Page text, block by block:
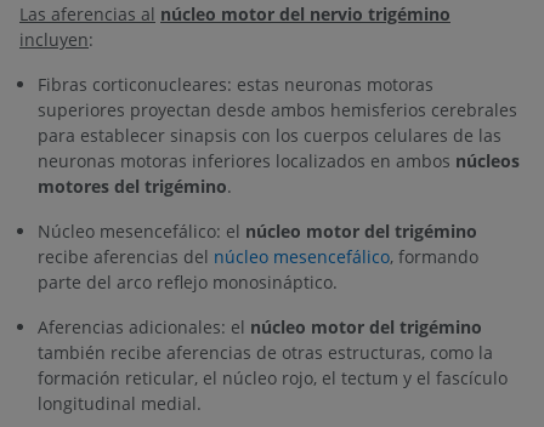
Las aferencias al núcleo motor del nervio trigémino
incluyen:
Fibras corticonucleares: estas neuronas motoras
superiores proyectan desde ambos hemisferios cerebrales
para establecer sinapsis con los cuerpos celulares de las
neuronas motoras inferiores localizados en ambos núcleos
motores del trigémino.
Núcleo mesencefálico: el núcleo motor del trigémino
recibe aferencias del núcleo mesencefálico, formando
parte del arco reflejo monosináptico.
Aferencias adicionales: el núcleo motor del trigémino
también recibe aferencias de otras estructuras, como la
formación reticular, el núcleo rojo, el tectum y el fascículo
longitudinal medial.